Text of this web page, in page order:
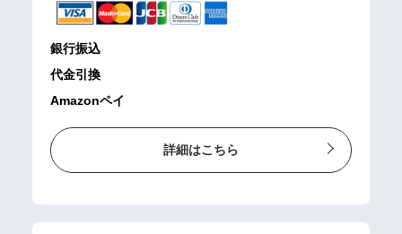
銀行振込
代金引換
Amazonペイ
詳細はこちら